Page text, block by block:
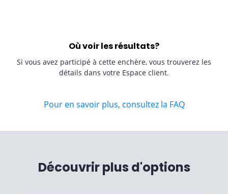
Où voir les résultats?
Si vous avez participé à cette enchère, vous trouverez les
détails dans votre Espace client.
Pour en savoir plus, consultez la FAQ
Découvrir plus d'options